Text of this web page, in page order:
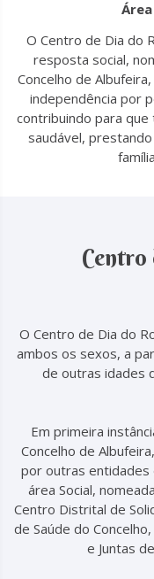
O Centro de Dia do
resposta social,
Concelho de
independência por
contribuindo para que
saudável,
Centro
O Centro de Dia do
ambos os sexos, a
de outras idades
Em primeira
Concelho de
por outras entidades
área Social,
Centro Distrital de
de Saúde do
e Juntas